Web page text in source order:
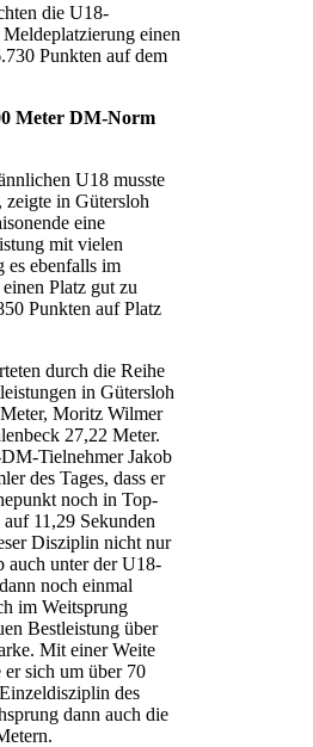
die U18-
einen
Punkten auf dem
Meter DM-Norm
U18 musste
in Gütersloh
eine
mit vielen
es ebenfalls im
Platz gut zu
Punkten auf Platz
durch die Reihe
in Gütersloh
Moritz Wilmer
27,22 Meter.
Tielnehmer Jakob
des Tages, dass er
noch in Top-
11,29 Sekunden
Disziplin nicht nur
auch unter der U18-
noch einmal
im Weitsprung
Bestleistung über
Mit einer Weite
sich um über 70
des
dann auch die